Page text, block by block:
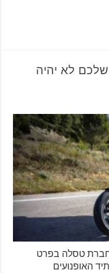
לא יהיה
טסלה בפרט
האופנועים